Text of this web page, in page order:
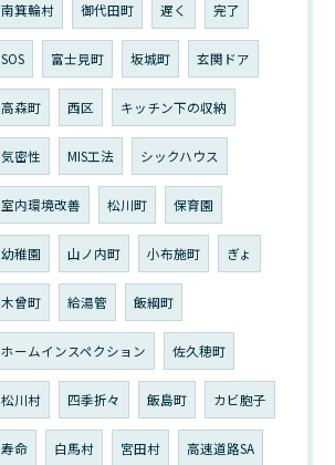
南箕輪村 御代田町 遅く 完了
SOS 富士見町 坂城町 玄関ドア
高森町 西区 キッチン下の収納
気密性 MIS工法 シックハウス
室内環境改善 松川町 保育園
幼稚園 山ノ内町 小布施町 ぎょ
木曾町 給湯管 飯綱町
ホームインスペクション 佐久穂町
松川村 四季折々 飯島町 カビ胞子
寿命 白馬村 宮田村 高速道路SA